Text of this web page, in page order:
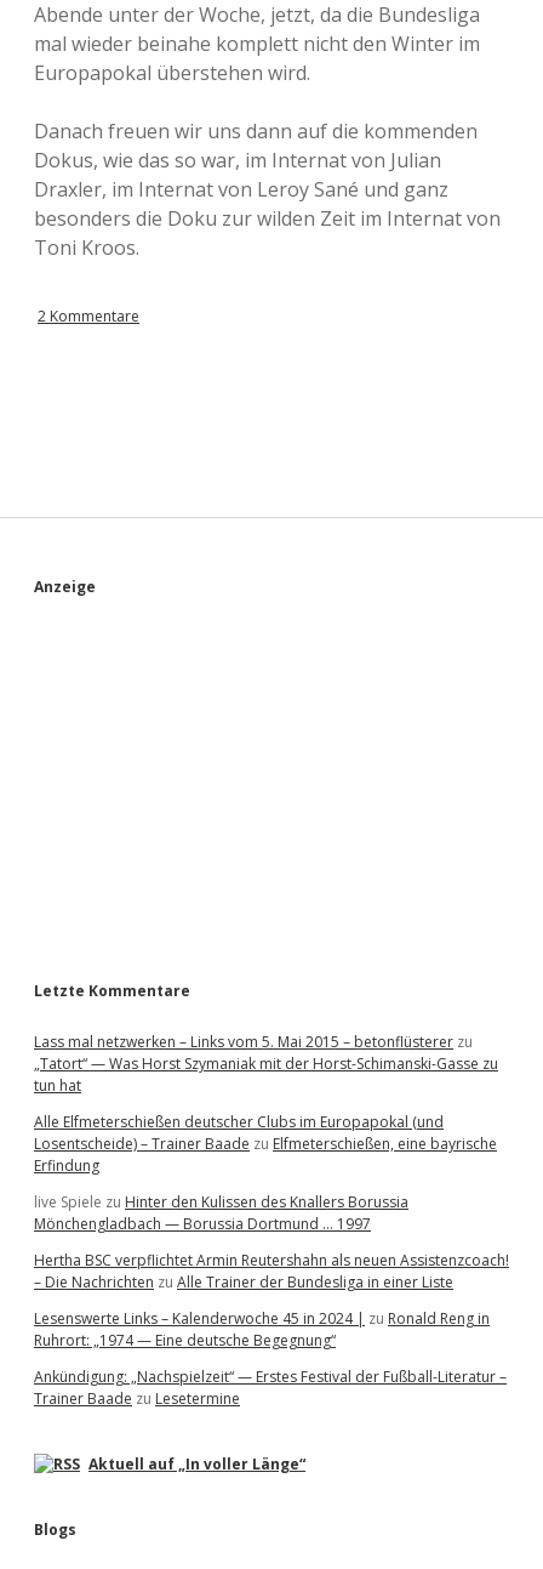
Abende unter der Woche, jetzt, da die Bundesliga
mal wieder beinahe komplett nicht den Winter im
Europapokal überstehen wird.
Danach freuen wir uns dann auf die kommenden
Dokus, wie das so war, im Internat von Julian
Draxler, im Internat von Leroy Sané und ganz
besonders die Doku zur wilden Zeit im Internat von
Toni Kroos.
2 Kommentare
S
Anzeige
Letzte Kommentare
Lass mal netzwerken – Links vom 5. Mai 2015 – betonflüsterer zu
„Tatort“ — Was Horst Szymaniak mit der Horst-Schimanski-Gasse zu
tun hat
Alle Elfmeterschießen deutscher Clubs im Europapokal (und
Losentscheide) – Trainer Baade zu Elfmeterschießen, eine bayrische
Erfindung
live Spiele zu Hinter den Kulissen des Knallers Borussia
Mönchengladbach — Borussia Dortmund … 1997
Hertha BSC verpflichtet Armin Reutershahn als neuen Assistenzcoach!
– Die Nachrichten zu Alle Trainer der Bundesliga in einer Liste
Lesenswerte Links – Kalenderwoche 45 in 2024 | zu Ronald Reng in
Ruhrort: „1974 — Eine deutsche Begegnung“
Ankündigung: „Nachspielzeit“ — Erstes Festival der Fußball-Literatur –
Trainer Baade zu Lesetermine
Aktuell auf „In voller Länge“
Blogs